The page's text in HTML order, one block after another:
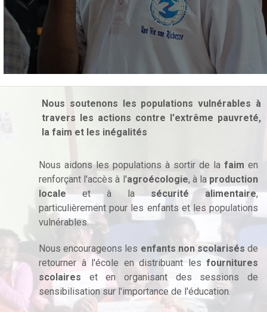
Nous soutenons les populations vulnérables à
travers les actions contre l'extrême pauvreté,
la faim et les inégalités
Nous aidons les populations à sortir de la faim en
renforçant l'accès à l'agroécologie, à la production
localeet à lasécurité alimentaire,
particulièrement pour les enfants et les populations
vulnérables.
Nous encourageons les enfants non scolarisés de
retourner à l'école en distribuant les fournitures
scolaires et en organisant des sessions de
sensibilisation sur l'importance de l'éducation.